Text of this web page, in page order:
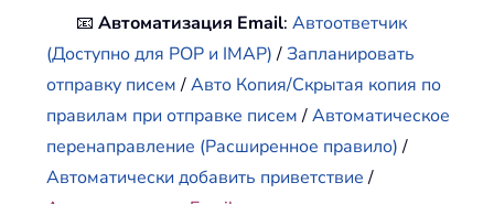
📧Автоматизация Email:Автоответчик
(Доступно для POP и IMAP)/Запланировать
отправку писем/Авто Копия/Скрытая копия по
правилам при отправке писем/Автоматическое
перенаправление (Расширенное правило)/
Автоматически добавить приветствие/